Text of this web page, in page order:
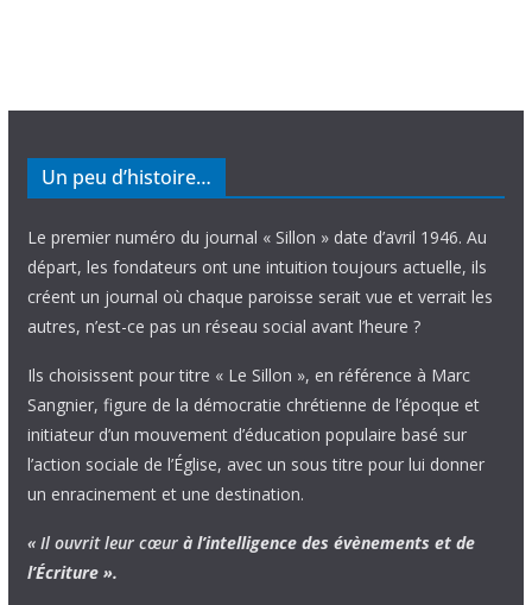
Un peu d’histoire…
Le premier numéro du journal « Sillon » date d’avril 1946. Au
départ, les fondateurs ont une intuition toujours actuelle, ils
créent un journal où chaque paroisse serait vue et verrait les
autres, n’est-ce pas un réseau social avant l’heure ?
Ils choisissent pour titre « Le Sillon », en référence à Marc
Sangnier, figure de la démocratie chrétienne de l’époque et
initiateur d’un mouvement d’éducation populaire basé sur
l’action sociale de l’Église, avec un sous titre pour lui donner
un enracinement et une destination.
« Il ouvrit leur cœur à l’intelligence des évènements et de
l’Écriture ».